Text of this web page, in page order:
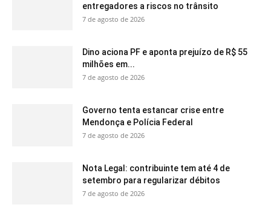
entregadores a riscos no trânsito
7 de agosto de 2026
Dino aciona PF e aponta prejuízo de R$ 55
milhões em...
7 de agosto de 2026
Governo tenta estancar crise entre
Mendonça e Polícia Federal
7 de agosto de 2026
Nota Legal: contribuinte tem até 4 de
setembro para regularizar débitos
7 de agosto de 2026